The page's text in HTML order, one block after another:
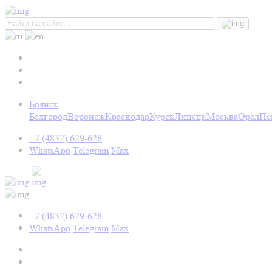
Брянск
БелгородВоронежКраснодарКурскЛипецкМоскваОрел
+7 (4832) 629-628
WhatsApp Telegram Max
+7 (4832) 629-628
WhatsApp Telegram Max